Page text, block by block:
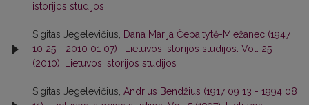
istorijos studijos
Sigitas Jegelevičius,
Dana Marija Čepaitytė-Miežanec (1947
10 25 - 2010 01 07)
Lietuvos istorijos studijos: Vol. 25
(2010): Lietuvos istorijos studijos
Sigitas Jegelevičius, Andrius Bendžius (1917 09 13 - 1994 08